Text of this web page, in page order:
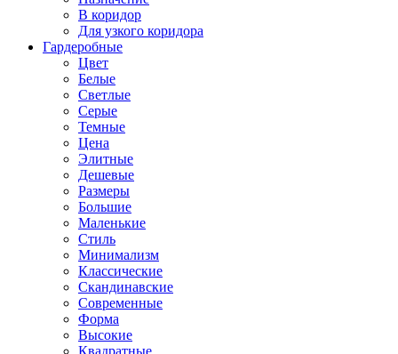
В коридор
Для узкого коридора
Гардеробные
Цвет
Белые
Светлые
Серые
Темные
Цена
Элитные
Дешевые
Размеры
Большие
Маленькие
Стиль
Минимализм
Классические
Скандинавские
Современные
Форма
Высокие
Квадратные